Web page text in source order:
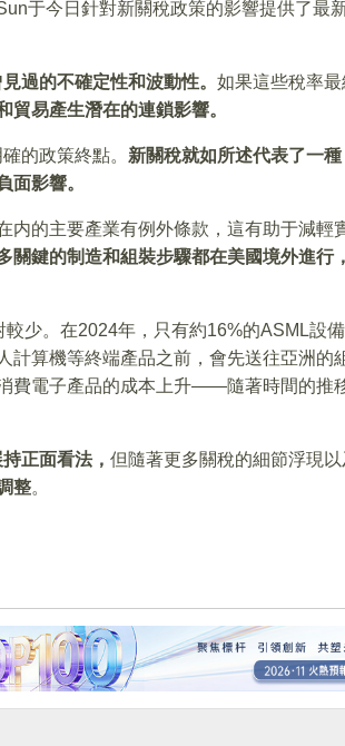
于今日針對新關稅政策的影響提供了最
過的不確定性和波動性。 如果這些稅率最
貿易產生潛在的連鎖影響。
的政策終點。 新關稅就如所述代表了一
面影響。
内的主要產業有例外條款，這有助于減輕
關鍵的制造和組裝步驟都在美國境外進行
少。在2024年，只有約16%的ASML設
計算機等終端產品之前，會先送往亞洲的
費電子產品的成本上升——隨著時間的推
正面看法， 但隨著更多關稅的細節浮現以
整。